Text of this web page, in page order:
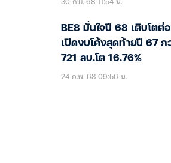
BE8 มั่นใจปี 68 เติบโตต่
เปิดงบโค้งสุดท้ายปี 67 ก
721 ลบ.โต 16.76%
24 ก.พ. 68 09:56 น.